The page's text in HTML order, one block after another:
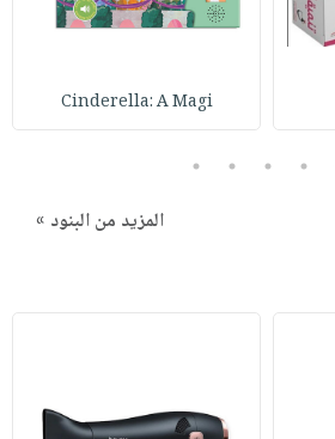
Cinderella: A Magi
2
3
4
5
المزيد من البنود »